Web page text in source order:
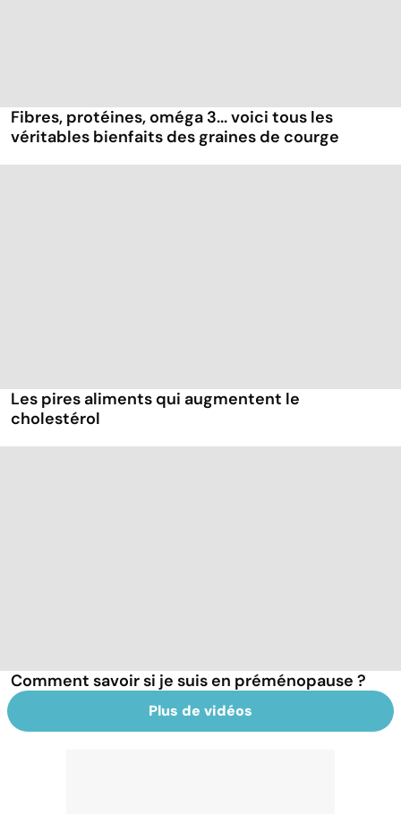
Fibres, protéines, oméga 3... voici tous les
véritables bienfaits des graines de courge
Les pires aliments qui augmentent le
cholestérol
Comment savoir si je suis en préménopause ?
Plus de vidéos